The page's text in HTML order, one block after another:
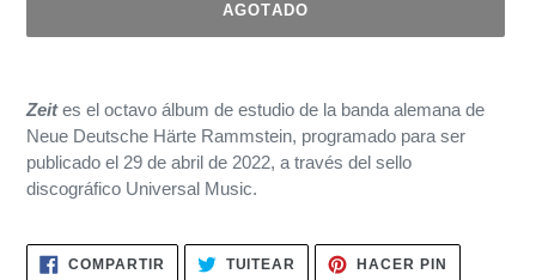
AGOTADO
producto
a
tu
carrito
compra
Zeit es el octavo álbum de estudio de la banda alemana de
Neue Deutsche Härte Rammstein, programado para ser
publicado el 29 de abril de 2022, a través del sello
discográfico Universal Music.
COMPARTIR COMPARTIRTUITEAR TUITEARHACER PIN